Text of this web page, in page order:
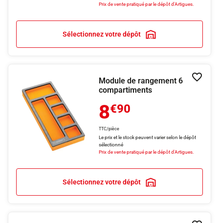
Prix de vente pratiqué par le dépôt d'Artigues.
Sélectionnez votre dépôt
Module de rangement 6
compartiments
8€90
TTC/pièce
Le prix et le stock peuvent varier selon le dépôt
sélectionné
Prix de vente pratiqué par le dépôt d'Artigues.
Sélectionnez votre dépôt